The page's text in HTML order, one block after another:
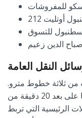
للمفروشات
أوتليت
للتسوق
الدين زعيم
النقل العامة
من ثلاثة خطوط مترو.
أقرب محطة مترو هي محمود باي. إنه أيضا على بعد 20 دقيقة من
الرئيسية التي تربط